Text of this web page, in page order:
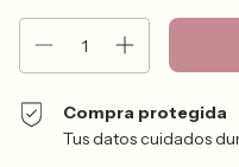
Compra protegida
Tus datos cuidados